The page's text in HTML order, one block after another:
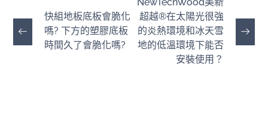
快組地板底板會脆化
嗎? 下方的塑膠底板
時間久了會脆化嗎?
超越®在太陽光很強
的炎熱環境和冰天雪
地的低溫環境下能否
安裝使用？